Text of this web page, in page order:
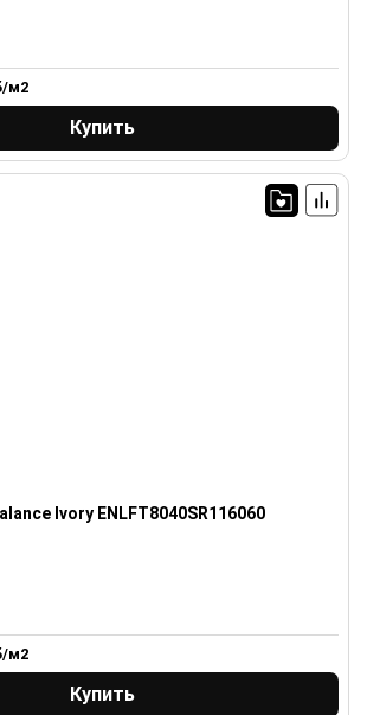
м2
Купить
Ivory ENLFT8040SR116060
м2
Купить